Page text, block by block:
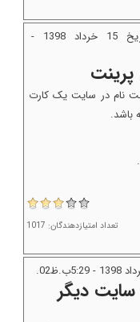
ارسال شده توسط کاربر مهمان در تاریخ 15 خرداد 1398 -
نام در سایت یک کارت
باشد.
تعداد امتیازدهندگان: 1017
سایت دیگر